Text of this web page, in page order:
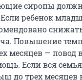
сиропы
Если ребенок
Повышение
месяцев — повод
Если вся семья
до трех месяцев